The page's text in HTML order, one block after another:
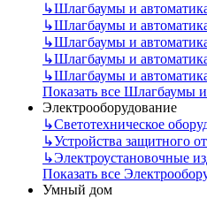
↳Шлагбаумы и
↳Шлагбаумы и
↳Шлагбаумы и
↳Шлагбаумы и
↳Шлагбаумы и
Показать все Шлагбаумы
Электрооборудование
↳Светотехническое
↳Устройства защитного
↳Электроустановочные
Показать все
Умный дом